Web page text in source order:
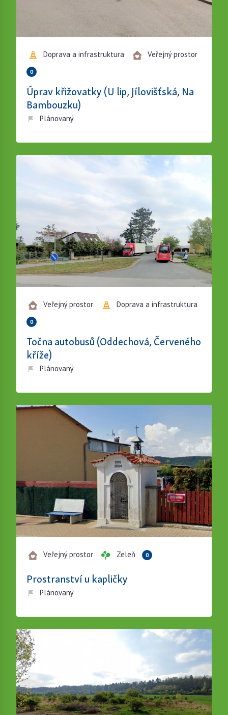
Doprava a infrastruktura Veřejný prostor
0
Úprav křižovatky (U lip, Jílovišťská, Na
Bambouzku)
Plánovaný
Veřejný prostor Doprava a infrastruktura
0
Točna autobusů (Oddechová, Červeného
kříže)
Plánovaný
Veřejný prostor Zeleň 0
Prostranství u kapličky
Plánovaný